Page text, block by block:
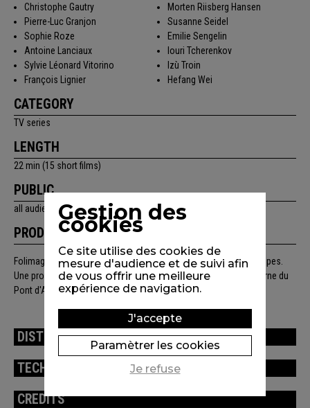
Christophe Gautry
Pierre-Luc Granjon
Sophie Roze
Antoine Lanciaux
Sylvie Léonard Vitorino
François Lignier
Morten Riisberg Hansen
Susanne Seidel
Emilie Sengelin
Iouri Tcherenkov
Izù Troin
Hefang Wei
CATEGORY
TV series
LENGTH
22 min (15 short films)
PUBLIC
all audience
PRODUCTION
Folimage (Jacques-Rémy Girerd), Arte Creative, Région Rhône-Alpes.
Une production intégrée au "Grand Projet Rhône-Alpes - La Caverne du
Pont d'Arc". Partenaires : voir onglet "générique".
DISTRIBUTION
TECHNICAL INFORMATION
CREDITS
Gestion des
cookies
Ce site utilise des cookies de
mesure d'audience et de suivi afin
de vous offrir une meilleure
expérience de navigation.
J'accepte
Paramètrer les cookies
Je refuse